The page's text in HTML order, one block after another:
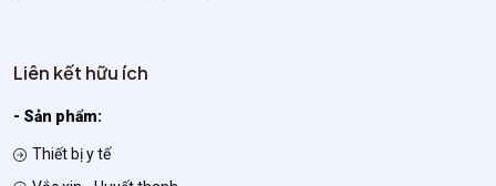
Liên kết hữu ích
- Sản phẩm:
Thiết bị y tế